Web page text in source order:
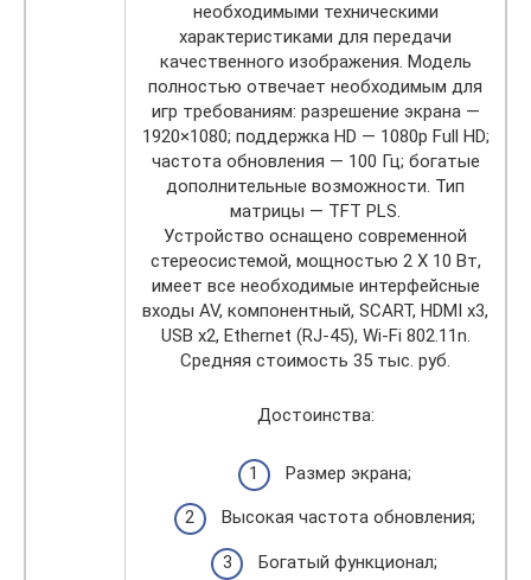
необходимыми техническими
характеристиками для передачи
качественного изображения. Модель
полностью отвечает необходимым для
игр требованиям: разрешение экрана —
1920×1080; поддержка HD — 1080p Full HD;
частота обновления — 100 Гц; богатые
дополнительные возможности. Тип
матрицы — TFT PLS.
Устройство оснащено современной
стереосистемой, мощностью 2 Х 10 Вт,
имеет все необходимые интерфейсные
входы AV, компонентный, SCART, HDMI x3,
USB x2, Ethernet (RJ-45), Wi-Fi 802.11n.
Средняя стоимость 35 тыс. руб.
Достоинства:
Размер экрана;
Высокая частота обновления;
Богатый функционал;